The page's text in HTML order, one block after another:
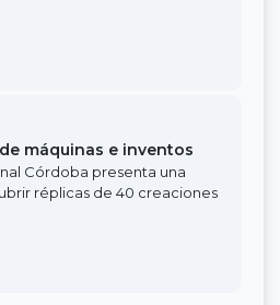
máquinas e inventos
Córdoba presenta una
réplicas de 40 creaciones